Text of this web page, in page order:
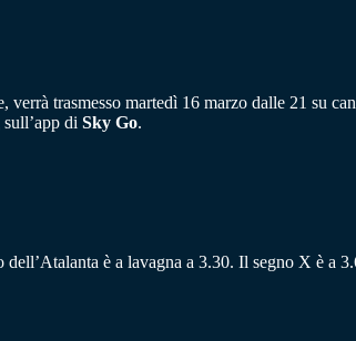
trasmesso martedì 16 marzo dalle 21 su
di Sky Go.
è a lavagna a 3.30. Il segno X è a